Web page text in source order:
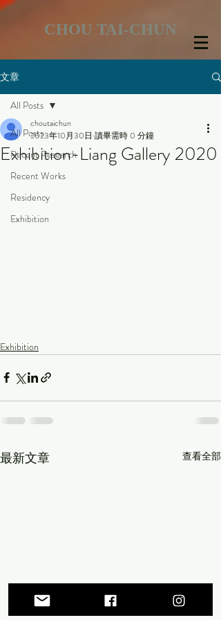
CHOU TAI-CHUN
文章
All Posts
Recent Research
Recent Works
Residency
Exhibition
All Posts
Exhibition-Liang Gallery 2020
choutaichun
2023年10月30日 讀畢需時 0 分鐘
Exhibition
最新文章 查看全部